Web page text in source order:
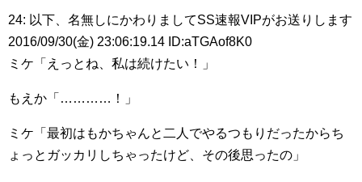
24: 以下、名無しにかわりましてSS速報VIPがお送りします
2016/09/30(金) 23:06:19.14 ID:aTGAof8K0
ミケ「えっとね、私は続けたい！」
もえか「…………！」
ミケ「最初はもかちゃんと二人でやるつもりだったからち
ょっとガッカリしちゃったけど、その後思ったの」